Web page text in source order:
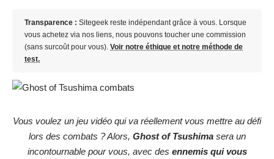
Transparence : Sitegeek reste indépendant grâce à vous. Lorsque
vous achetez via nos liens, nous pouvons toucher une commission
(sans surcoût pour vous). Voir notre éthique et notre méthode de
test.
Vous voulez un jeu vidéo qui va réellement vous mettre au défi
lors des combats ? Alors, Ghost of Tsushimasera un
incontournable pour vous, avec des ennemis qui vous